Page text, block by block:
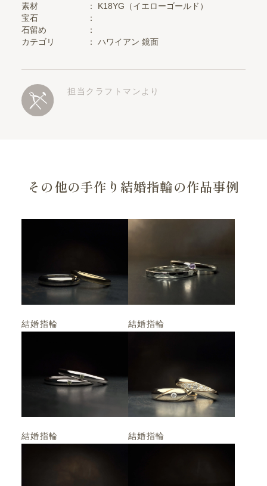
素材
： K18YG（イエローゴールド）
宝石
：
石留め
：
カテゴリ
：ハワイアン鏡面
担当クラフトマンより
その他の手作り結婚指輪の作品事例
結婚指輪 結婚指輪
結婚指輪 結婚指輪